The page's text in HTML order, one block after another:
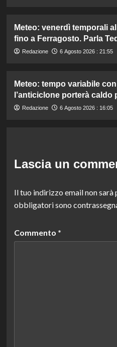
Meteo: venerdì temporali
fino a Ferragosto. Parla
Redazione 6 Agosto 2026 : 21:55
Meteo: tempo variabile
l’anticiclone porterà caldo
Redazione 6 Agosto 2026 : 16:05
Lascia un
Il tuo indirizzo email non sarà
obbligatori sono
Commento *